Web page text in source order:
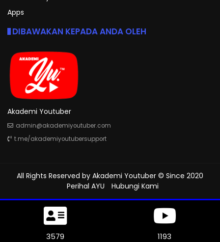
Apps
DIBAWAKAN KEPADA ANDA OLEH
Akademi Youtuber
admin@akademiyoutuber.com
t.me/akademiyoutubersupport
All Rights Reserved by Akademi Youtuber © Since 2020
Perihal AYU
Hubungi Kami
4107 1312